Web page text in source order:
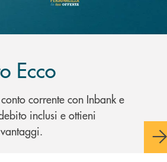
Ecco
corrente con Inbank e
inclusi e ottieni